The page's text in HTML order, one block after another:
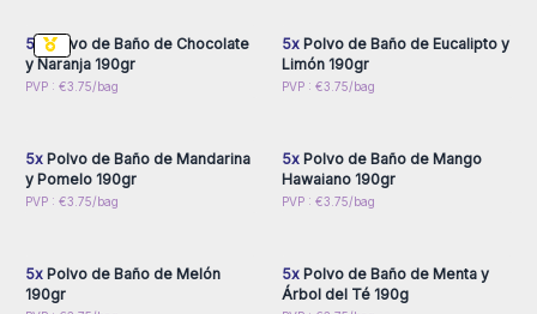
5x Polvo de Baño de Chocolate
y Naranja 190gr
PVP : €3.75/bag
5xPolvo de Baño de Eucalipto y
Limón 190gr
PVP : €3.75/bag
Inicie sesión o regístrese
5xPolvo de Baño de Mandarina
y Pomelo 190gr
PVP : €3.75/bag
Inicie sesión o regístrese
5xPolvo de Baño de Mango
Hawaiano 190gr
PVP : €3.75/bag
Inicie sesión o regístrese
5xPolvo de Baño de Melón
190gr
Inicie sesión o regístrese
5xPolvo de Baño de Menta y
Árbol del Té 190g